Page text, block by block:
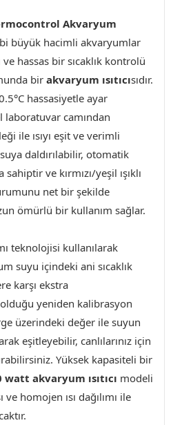
Akvaryum
büyük hacimli akvaryumlar
hassas bir sıcaklık kontrolü
bir akvaryum ısıtıcısıdır.
hassasiyetle ayar
laboratuvar camından
ile ısıyı eşit ve verimli
daldırılabilir, otomatik
ve kırmızı/yeşil ışıklı
net bir şekilde
ömürlü bir kullanım sağlar.
teknolojisi kullanılarak
suyu içindeki ani sıcaklık
karşı ekstra
yeniden kalibrasyon
üzerindeki değer ile suyun
eşitleyebilir, canlılarınız için
Yüksek kapasiteli bir
watt akvaryum ısıtıcı modeli
homojen ısı dağılımı ile